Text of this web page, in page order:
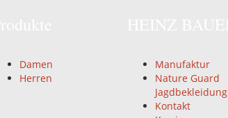
Damen
Herren
Manufaktur
Nature Guard
Jagdbekleidung
Kontakt